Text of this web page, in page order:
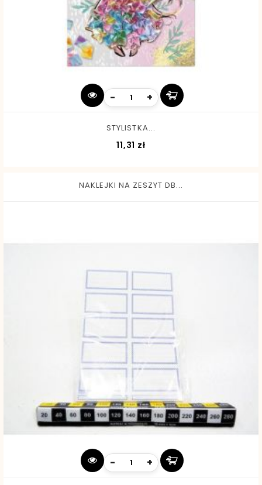
- +
STYLISTKA...
11,31 zł
NAKLEJKI NA ZESZYT DB...
- +